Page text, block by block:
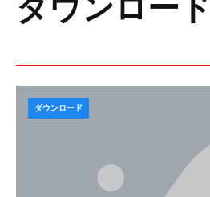
ダウンロード
ダウンロード